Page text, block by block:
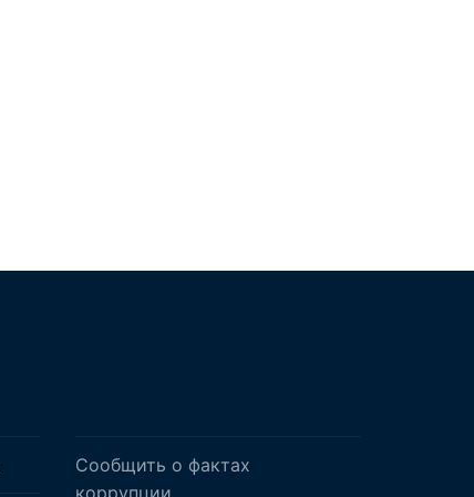
Сообщить о фактах